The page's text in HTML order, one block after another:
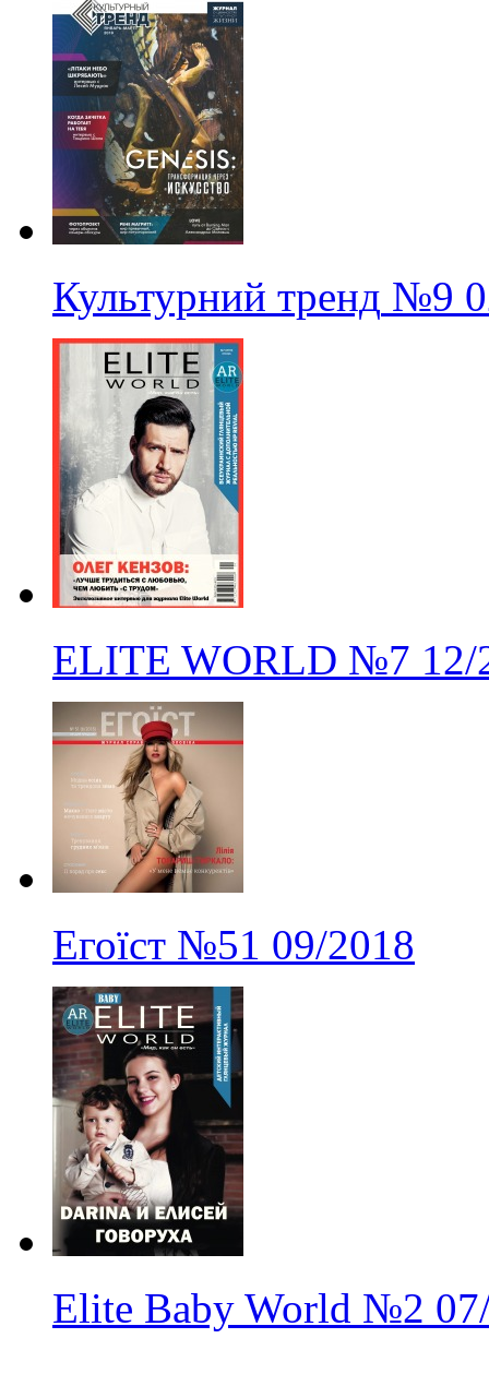
Культурний тренд №9
ELITE WORLD №7 12/
Егоїст №51 09/2018
Elite Baby World №2